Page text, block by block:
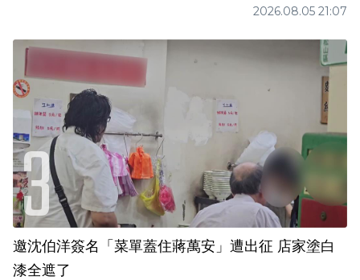
2026.08.05 21:07
邀沈伯洋簽名「菜單蓋住蔣萬安」遭出征 店家塗白
漆全遮了